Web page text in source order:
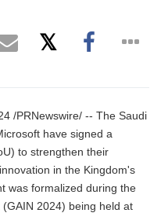
/PRNewswire/ -- The Saudi
have signed a
to strengthen their
in the Kingdom's
was formalized during the
2024) being held at